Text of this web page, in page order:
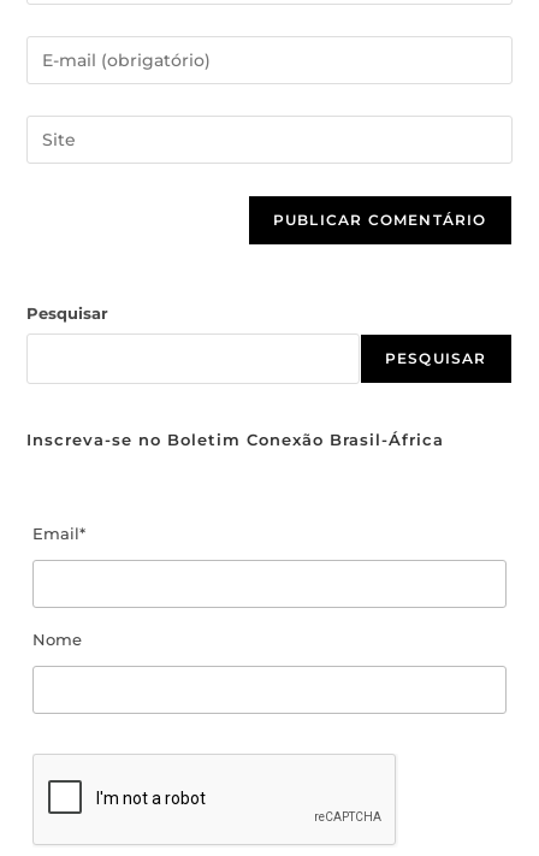
Pesquisar
PESQUISAR
Inscreva-se no Boletim Conexão Brasil-África
Email*
Nome